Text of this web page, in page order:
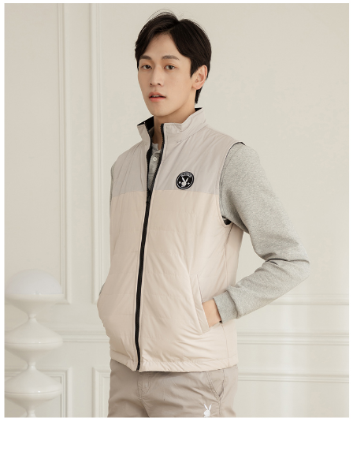
1.本服務係由「台灣大哥大股份有限公司」（以下簡稱本公司）所提供，讓
用戶於交易時，得透過本服務購買商品或服務，並由商店將買賣／分期付款
買賣價金債權讓與本公司後，依約使用本公司帳單繳交帳款。
2.基於同意付款使用「大哥付你分期」之契約關係目的，商店將以您的個人
資料（包含姓名、電話或地址）提供予台灣大哥大進項蒐集、處理及利用，
由本公司與您本人進行分期帳單所需資料之確認、核對及更正。
3.完整用戶服務條款，請詳閱以下連結：
https://oppay.tw/userRule
ATM／網路銀行／等多元方式進行付款，方視為交易完成。
※ 請注意：結帳手續完成當下不需立刻繳費，但若您需要取消訂單，請聯絡
購買商品的店家。未經商家同意取消之訂單仍視為有效，需透過AFTEE先享
※ 交易是否成功請以「AFTEE先享後付 」之結帳頁面顯示為準，若有關於
是否繳費成功／繳費後需取消欲退款等相關疑問，請聯繫「AFTEE先享後付
https://netprotections.freshdesk.com/support/home
１．透過由恩沛科技股份有限公司提供之「AFTEE先享後付」服務完成之交
易，需依本服務之必要範圍內提供個人資料，並將交易相關給付款項請求債
權轉讓予恩沛科技股份有限公司。
２．關於個人資料處理事宜，請瀏覽以下網址：
https://aftee.tw/terms/#terms3
３．未成年的使用者請事先徵得法定代理人或監護人之同意方可使用
「AFTEE先享後付」，若未經同意申辦者引起之損失，本公司不負相關責
４．使用「AFTEE先享後付」時，將依據個別帳號之用戶狀況，依本公司即
時審查核予不同之上限額度；若仍有額度不足之情形，本公司將視審查結果
請求用戶進行身份認證。
５．嚴禁一人註冊多個帳號或使用他人資訊註冊。若發現惡意使用之情形，
恩沛科技股份有限公司將有權停止該用戶之使用額度並採取法律行動。
每筆NT$60，滿NT$2,000(含以上)免運費
每筆NT$60，滿NT$2,000(含以上)免運費
每筆NT$60，滿NT$2,000(含以上)免運費
每筆NT$100